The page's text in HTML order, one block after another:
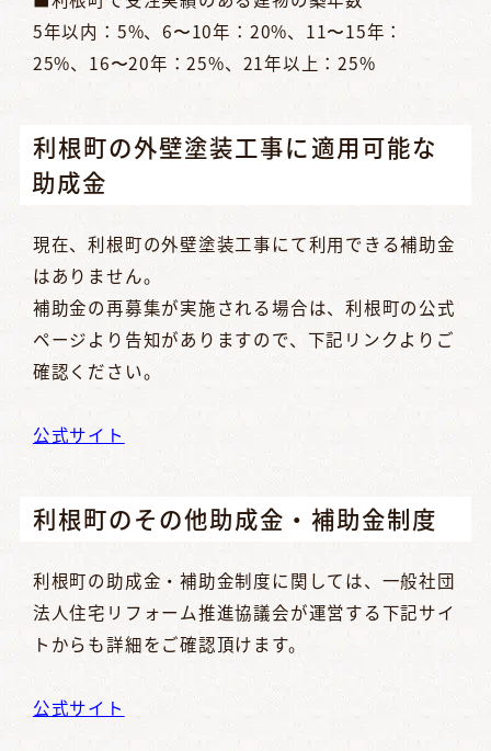
5年以内：5%、6〜10年：20%、11〜15年：
25%、16〜20年：25%、21年以上：25%
利根町の外壁塗装工事に適用可能な
助成金
現在、利根町の外壁塗装工事にて利用できる補助金
はありません。
補助金の再募集が実施される場合は、利根町の公式
ページより告知がありますので、下記リンクよりご
確認ください。
公式サイト
利根町のその他助成金・補助金制度
利根町の助成金・補助金制度に関しては、一般社団
法人住宅リフォーム推進協議会が運営する下記サイ
トからも詳細をご確認頂けます。
公式サイト